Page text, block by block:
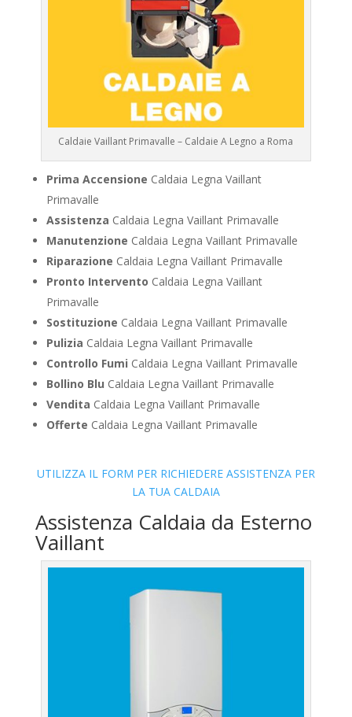
Caldaie Vaillant Primavalle – Caldaie A Legno a Roma
Prima Accensione Caldaia Legna Vaillant
Primavalle
Assistenza Caldaia Legna Vaillant Primavalle
Manutenzione Caldaia Legna Vaillant Primavalle
Riparazione Caldaia Legna Vaillant Primavalle
Pronto Intervento Caldaia Legna Vaillant
Primavalle
Sostituzione Caldaia Legna Vaillant Primavalle
Pulizia Caldaia Legna Vaillant Primavalle
Controllo Fumi Caldaia Legna Vaillant Primavalle
Bollino Blu Caldaia Legna Vaillant Primavalle
Vendita Caldaia Legna Vaillant Primavalle
Offerte Caldaia Legna Vaillant Primavalle
UTILIZZA IL FORM PER RICHIEDERE ASSISTENZA PER
LA TUA CALDAIA
Assistenza Caldaia da Esterno
Vaillant